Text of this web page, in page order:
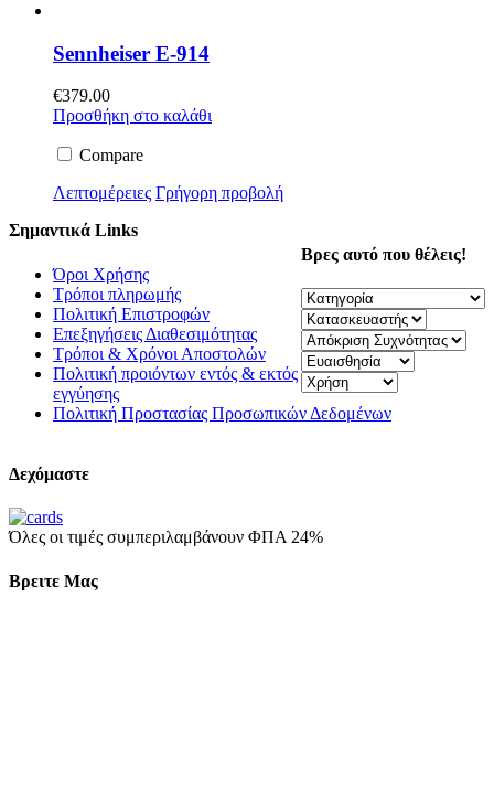
Sennheiser E-914
€379.00
Προσθήκη στο καλάθι
Compare
Λεπτομέρειες Γρήγορη προβολή
Βρες αυτό που θέλεις!
Σημαντικά Links
Όροι Χρήσης
Τρόποι πληρωμής
Πολιτική Επιστροφών
Επεξηγήσεις Διαθεσιμότητας
Τρόποι & Χρόνοι Αποστολών
Πολιτική προιόντων εντός & εκτός
εγγύησης
Πολιτική Προστασίας Προσωπικών Δεδομένων
Δεχόμαστε
Όλες οι τιμές συμπεριλαμβάνουν ΦΠΑ 24%
Βρειτε Μας